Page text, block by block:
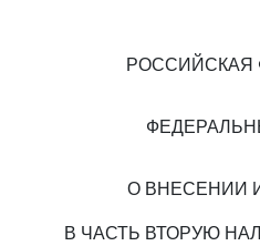
РОССИЙСКАЯ
О ВНЕСЕНИИ
В ЧАСТЬ ВТОРУЮ